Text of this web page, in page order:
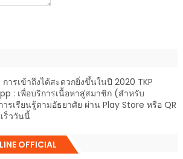
ารเข้าถึงได้สะดวกยิ่งขึ้นในปี 2020 TKP
: เพื่อบริการเนื้อหาสู่สมาชิก (สำหรับ
รเรียนรู้ตามอัธยาศัย ผ่าน Play Store หรือ QR
ร็ววันนี้
OFFICIAL